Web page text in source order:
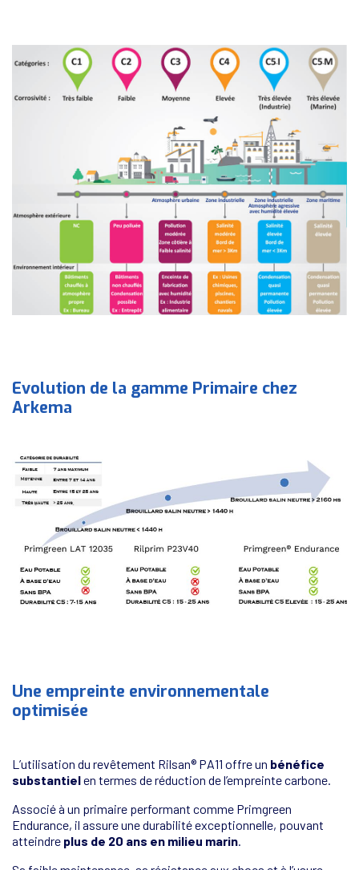
Evolution de la gamme Primaire chez
Arkema
Une empreinte environnementale
optimisée
L’utilisation du revêtement Rilsan® PA11 offre un bénéfice
substantielen termes de réduction de l’empreinte carbone.
Associé à un primaire performant comme Primgreen
Endurance, il assure une durabilité exceptionnelle, pouvant
atteindre plus de 20 ans en milieu marin.